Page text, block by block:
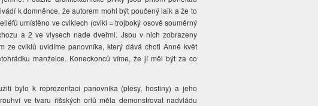
k domněnce, že autorem mohl být poučený laik a že to
umístěno ve cviklech (cvikl = trojboký osově souměrný
a 2 ve vlysech nade dveřmi. Jsou v nich zobrazeny
ze cviklů uvidíme panovníka, který dává choti Anně květ
manželce. Koneckonců víme, že jí měl být za co
bylo k reprezentaci panovníka (plesy, hostiny) a jeho
ve tvaru říšských orlů měla demonstrovat nadvládu